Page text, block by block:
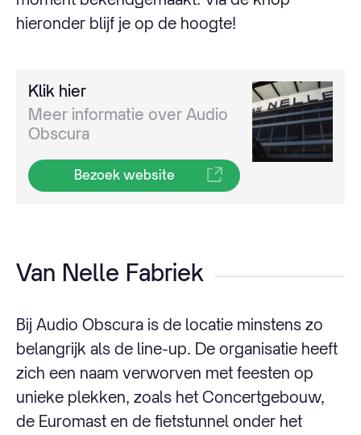
hieronder blijf je op de hoogte!
Klik hier
Meer informatie over Audio
Obscura
Bezoek website
Van Nelle Fabriek
Bij Audio Obscura is de locatie minstens zo
belangrijk als de line-up. De organisatie heeft
zich een naam verworven met feesten op
unieke plekken, zoals het Concertgebouw,
de Euromast en de fietstunnel onder het